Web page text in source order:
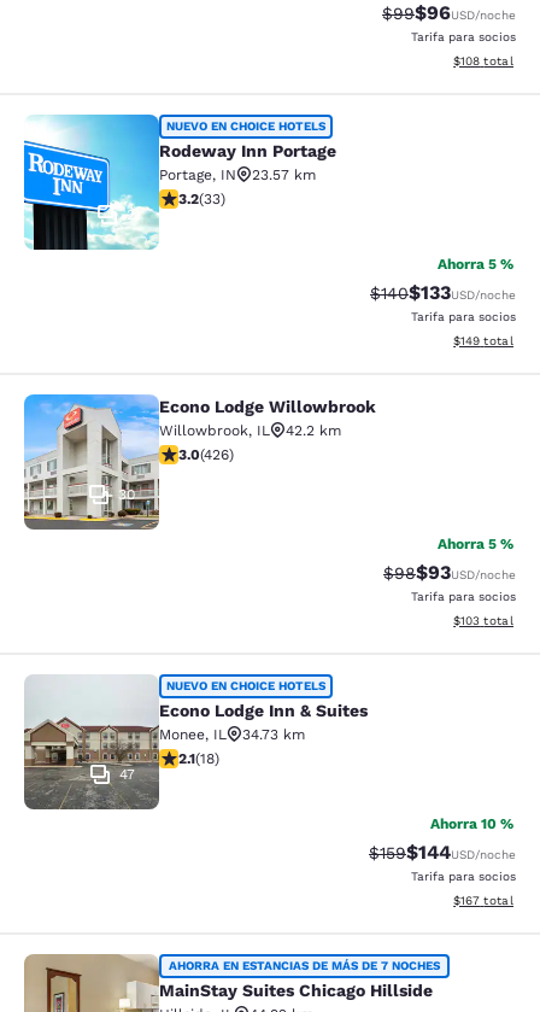
Precio tachado:
$99Precio con
$96USD/noche
Tarifa para socios
Ver detalles
$108 total
Rodeway Inn Portage
2
NUEVO EN CHOICE HOTELS
Rodeway Inn Portage
Portage, IN
23.57 km
calificación de 3.18 estrellas. Bueno. 33 reseñas
3.2(33)
Ahorra 5 %
Precio tachado:
$140Precio con
$133USD/noche
Tarifa para socios
Ver detalles
$149 total
Econo Lodge Willowbrook
30
Econo Lodge Willowbrook
Willowbrook, IL
42.2 km
calificación de 2.99 estrellas. Feria. 426 reseñas
3.0(426)
Ahorra 5 %
Precio tachado:
$98Precio con
$93USD/noche
Tarifa para socios
Ver detalles
$103 total
Econo Lodge Inn & Suites
47
NUEVO EN CHOICE HOTELS
Econo Lodge Inn & Suites
Monee, IL
34.73 km
calificación de 2.06 estrellas. Feria. 18 reseñas
2.1(18)
Ahorra 10 %
Precio tachado:
$159Precio con
$144USD/noche
Tarifa para socios
Ver detalles
$167 total
MainStay Suites Chicago Hillside
AHORRA EN ESTANCIAS DE MÁS DE 7 NOCHES
MainStay Suites Chicago Hillside